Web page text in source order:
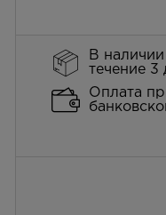
В наличии
течение 3
Оплата